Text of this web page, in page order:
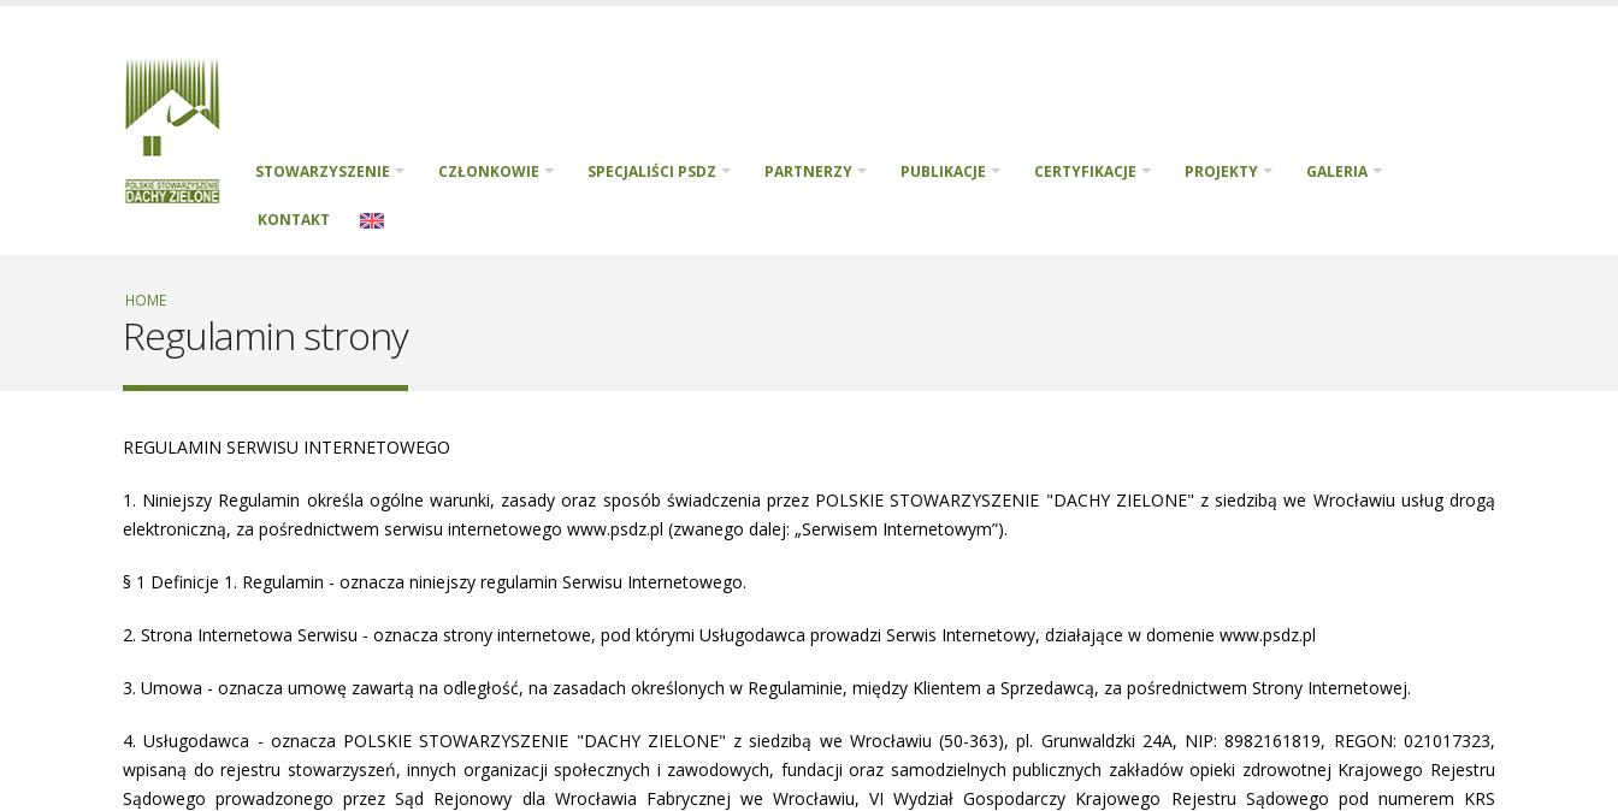
STOWARZYSZENIE CZŁONKOWIE SPECJALIŚCI PSDZ PARTNERZY PUBLIKACJE CERTYFIKACJE PROJEKTY GALERIA
KONTAKT
HOME
Regulamin strony
REGULAMIN SERWISU INTERNETOWEGO
1. Niniejszy Regulamin określa ogólne warunki, zasady oraz sposób świadczenia przez POLSKIE STOWARZYSZENIE "DACHY ZIELONE" z siedzibą we Wrocławiu usług drogą
elektroniczną, za pośrednictwem serwisu internetowego www.psdz.pl (zwanego dalej: „Serwisem Internetowym”).
§ 1 Definicje 1. Regulamin - oznacza niniejszy regulamin Serwisu Internetowego.
2. Strona Internetowa Serwisu - oznacza strony internetowe, pod którymi Usługodawca prowadzi Serwis Internetowy, działające w domenie www.psdz.pl
3. Umowa - oznacza umowę zawartą na odległość, na zasadach określonych w Regulaminie, między Klientem a Sprzedawcą, za pośrednictwem Strony Internetowej.
4. Usługodawca - oznacza POLSKIE STOWARZYSZENIE "DACHY ZIELONE" z siedzibą we Wrocławiu (50-363), pl. Grunwaldzki 24A, NIP: 8982161819, REGON: 021017323,
wpisaną do rejestru stowarzyszeń, innych organizacji społecznych i zawodowych, fundacji oraz samodzielnych publicznych zakładów opieki zdrowotnej Krajowego Rejestru
Sądowego prowadzonego przez Sąd Rejonowy dla Wrocławia Fabrycznej we Wrocławiu, VI Wydział Gospodarczy Krajowego Rejestru Sądowego pod numerem KRS